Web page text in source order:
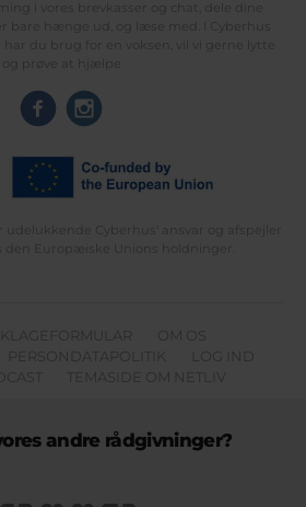
i vores brevkasser og chat, dele dine
bare hænge ud, og læse med. I Cyberhus
du brug for en voksen, vil vi gerne lytte
og prøve at hjælpe
udelukkende Cyberhus' ansvar og afspejler
den Europæiske Unions holdninger.
OM OS
PERSONDATAPOLITIK
LOG IND
TEMASIDE OM NETLIV
andre rådgivninger?